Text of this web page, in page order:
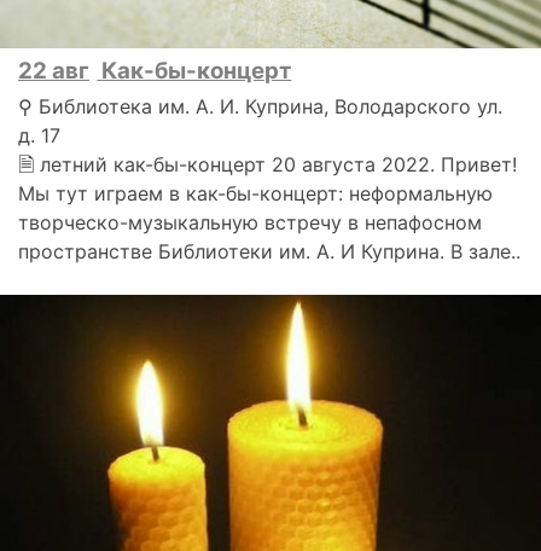
22 авг Как-бы-концерт
⚲ Библиотека им. А. И. Куприна, Володарского ул.
д. 17
🗎 летний как-бы-концерт 20 августа 2022. Привет!
Мы тут играем в как-бы-концерт: неформальную
творческо-музыкальную встречу в непафосном
пространстве Библиотеки им. А. И Куприна. В зале..